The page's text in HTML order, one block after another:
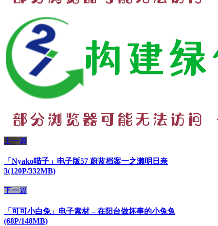
上一篇
「Nyako喵子」电子版57 蔚蓝档案一之濑明日奈
3(120P/332MB)
下一篇
「可可小白兔」电子素材 – 在阳台做坏事的小兔兔
(68P/148MB)